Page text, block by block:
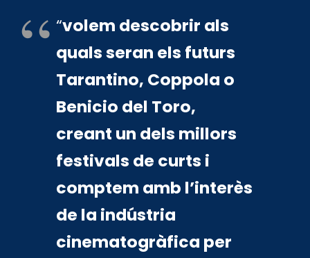
“volem descobrir als
quals seran els futurs
Tarantino, Coppola o
Benicio del Toro,
creant un dels millors
festivals de curts i
comptem amb l’interès
de la indústria
cinematogràfica per